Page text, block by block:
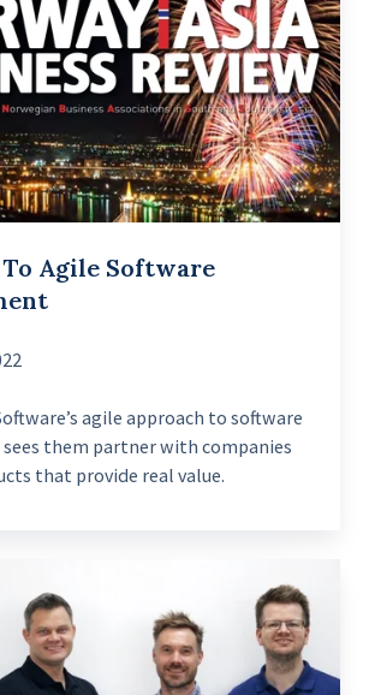
Agile Software
agile approach to software
them partner with companies
that provide real value.